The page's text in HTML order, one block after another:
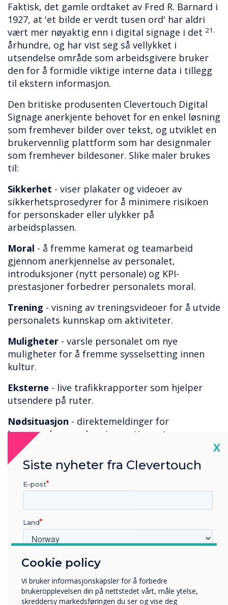
Faktisk, det gamle ordtaket av Fred R. Barnard i
1927, at 'et bilde er verdt tusen ord' har aldri
vært mer nøyaktig enn i digital signage i det 21.
århundre, og har vist seg så vellykket i
utsendelse område som arbeidsgivere bruker
den for å formidle viktige interne data i tillegg
til ekstern informasjon.
Den britiske produsenten Clevertouch Digital
Signage anerkjente behovet for en enkel løsning
som fremhever bilder over tekst, og utviklet en
brukervennlig plattform som har designmaler
som fremhever bildesoner. Slike maler brukes
til:
Sikkerhet - viser plakater og videoer av
sikkerhetsprosedyrer for å minimere risikoen
for personskader eller ulykker på
arbeidsplassen.
Moral - å fremme kamerat og teamarbeid
gjennom anerkjennelse av personalet,
introduksjoner (nytt personale) og KPI-
prestasjoner forbedrer personalets moral.
Trening - visning av treningsvideoer for å utvide
personalets kunnskap om aktiviteter.
Muligheter - varsle personalet om nye
muligheter for å fremme sysselsetting innen
kultur.
Eksterne - live trafikkrapporter som hjelper
utsendere på ruter.
Nødsituasjon - direktemeldinger for
brannøvelser, evakueringsrutiner etc.
Med så mange positive bruksområder tilbyr
våredigitale skiltingsløsningerden ideelle
teknologien for å forbedre kommunikasjonen i
forsendelsesmiljøet.
Cookie policy
Vi bruker informasjonskapsler for å forbedre
brukeropplevelsen din på nettstedet vårt, måle ytelse,
skreddersy markedsføringen du ser og vise deg
X
Siste nyheter fra Clevertouch
E-post
Land
Hvilken bransje jobber du i?
Företag
Övriga